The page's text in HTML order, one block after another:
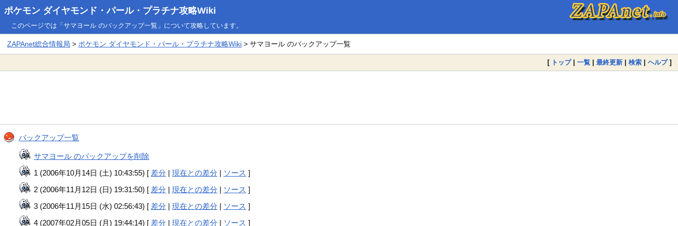
ポケモン ダイヤモンド・パール・プラチナ攻略Wiki
このページでは「サマヨール のバックアップ一覧」について攻略しています。
ZAPAnet総合情報局 >ポケモン ダイヤモンド・パール・プラチナ攻略Wiki > サマヨール のバックアップ一覧
[ トップ| 一覧 | 最終更新 | 検索 | ヘルプ]
バックアップ一覧
サマヨール のバックアップを削除
1 (2006年10月14日 (土) 10:43:55) [ 差分 |現在との差分 | ソース ]
2 (2006年11月12日 (日) 19:31:50) [ 差分 |現在との差分 | ソース ]
3 (2006年11月15日 (水) 02:56:43) [ 差分 |現在との差分 | ソース ]
4 (2007年02月05日 (月) 19:44:14) [ 差分 |現在との差分 | ソース ]